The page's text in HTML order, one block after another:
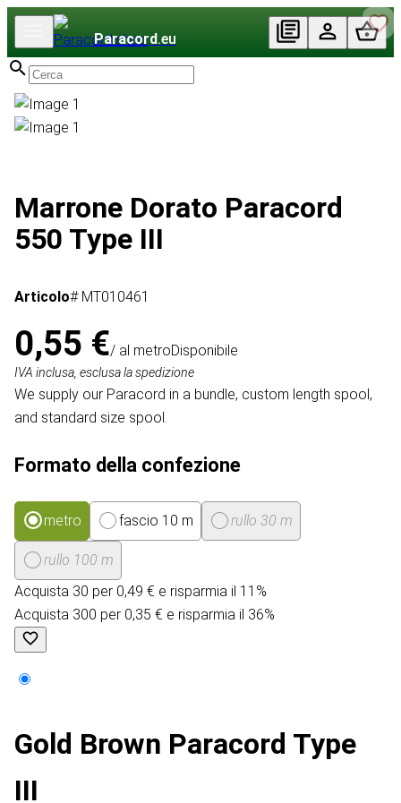
Paracord.eu
Marrone Dorato Paracord
550 Type III
Articolo# MT010461
0,55 €/ al metroDisponibile
IVA inclusa, esclusa la spedizione
We supply our Paracord in a bundle, custom length spool,
and standard size spool.
Formato della confezione
metro fascio 10 m rullo 30 m
rullo 100 m
Acquista 30 per 0,49 € e risparmia il 11%
Acquista 300 per 0,35 € e risparmia il 36%
Gold Brown Paracord Type
III